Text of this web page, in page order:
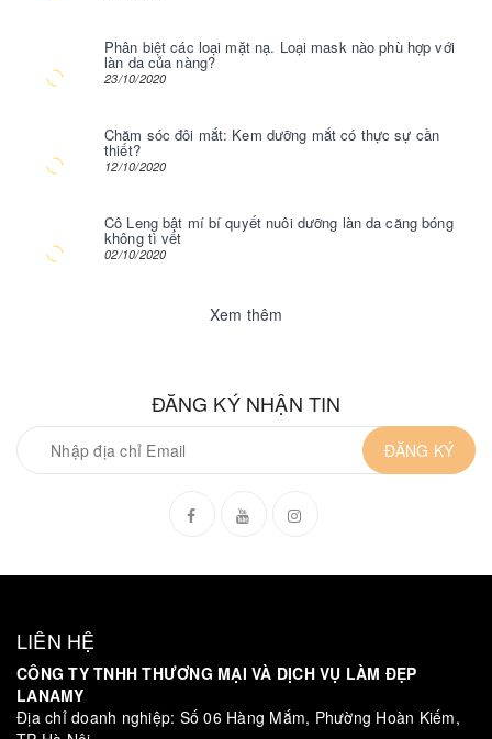
Phân biệt các loại mặt nạ. Loại mask nào phù hợp với
làn da của nàng?
23/10/2020
Chăm sóc đôi mắt: Kem dưỡng mắt có thực sự cần
thiết?
12/10/2020
Cô Leng bật mí bí quyết nuôi dưỡng làn da căng bóng
không tì vết
02/10/2020
Xem thêm
ĐĂNG KÝ NHẬN TIN
ĐĂNG KÝ
LIÊN HỆ
CÔNG TY TNHH THƯƠNG MẠI VÀ DỊCH VỤ LÀM ĐẸP
LANAMY
Địa chỉ doanh nghiệp: Số 06 Hàng Mắm, Phường Hoàn Kiếm,